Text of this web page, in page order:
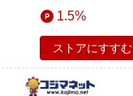
1.5%
ストアにすすむ